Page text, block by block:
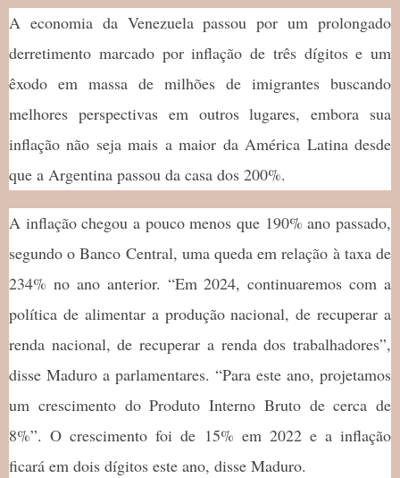
A economia da Venezuela passou por um prolongado
derretimento marcado por inflação de três dígitos e um
êxodo em massa de milhões de imigrantes buscando
melhores perspectivas em outros lugares, embora sua
inflação não seja mais a maior da América Latina desde
que a Argentina passou da casa dos 200%.
A inflação chegou a pouco menos que 190% ano passado,
segundo o Banco Central, uma queda em relação à taxa de
234% no ano anterior. “Em 2024, continuaremos com a
política de alimentar a produção nacional, de recuperar a
renda nacional, de recuperar a renda dos trabalhadores”,
disse Maduro a parlamentares. “Para este ano, projetamos
um crescimento do Produto Interno Bruto de cerca de
8%”. O crescimento foi de 15% em 2022 e a inflação
ficará em dois dígitos este ano, disse Maduro.